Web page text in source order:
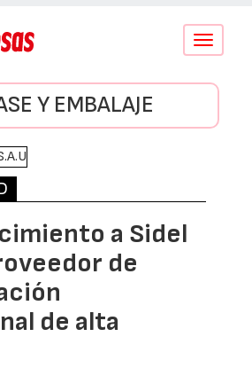
Conmutar
Y EMBALAJE
a Sidel
de
de alta